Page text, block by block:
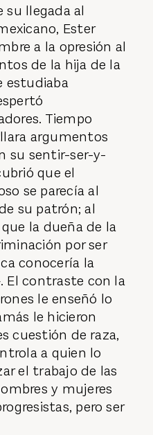
su llegada al
Ester
a la opresión al
de la hija de la
estudiaba
Tiempo
argumentos
su sentir-ser-y-
que el
se parecía al
su patrón; al
la dueña de la
por ser
conocería la
El contraste con la
le enseñó lo
le hicieron
cuestión de raza,
a quien lo
el trabajo de las
y mujeres
pero ser